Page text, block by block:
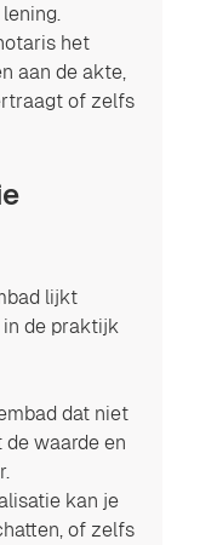
het
aan de akte,
of zelfs
lijkt
in de praktijk
dat niet
waarde en
kan je
of zelfs